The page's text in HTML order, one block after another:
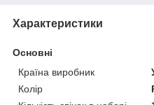
Характеристики
Основні
Країна виробник
Колір